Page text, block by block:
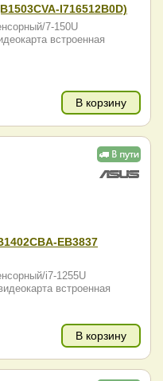
I716512B0D)
7-150U
встроенная
В корзину
EB3837
i7-1255U
встроенная
В корзину